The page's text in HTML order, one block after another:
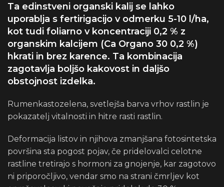
Ta edinstveni organski kalij se lahko
uporablja s fertirigacijo v odmerku 5-10 l/ha,
kot tudi foliarno v koncentraciji 0,2 % z
organskim kalcijem (Ca Organo 30 0,2 %)
hkrati in brez karence. Ta kombinacija
zagotavlja boljšo kakovost in daljšo
obstojnost izdelka.
Rumenkastozelena, svetlejša barva vrhov rastlin je
pokazatelj vitalnosti in hitre rasti rastlin.
Deformacija listov in njihova zmanjšana fotosintetska
površina sta pogost pojav, če pridelovalci celotne
rastline tretirajo s hormoni za gnojenje, kar zagotovo
ni priporočljivo, vendar smo na strani čmrljev kot